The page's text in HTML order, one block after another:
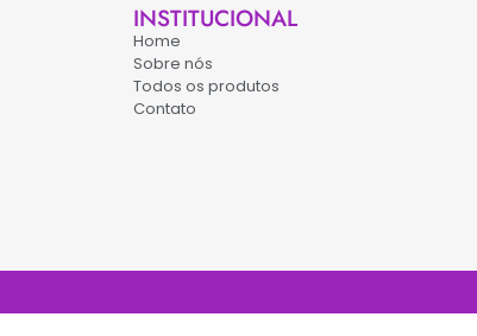
INSTITUCIONAL
Home
Sobre nós
Todos os produtos
Contato